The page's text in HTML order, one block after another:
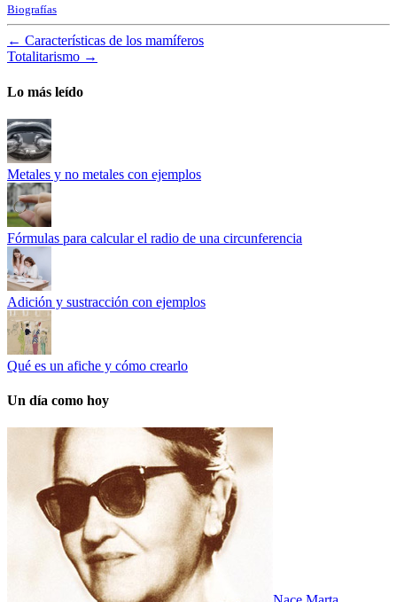
Biografías
← Características de los mamíferos
Totalitarismo →
Lo más leído
Metales y no metales con ejemplos
Fórmulas para calcular el radio de una circunferencia
Adición y sustracción con ejemplos
Qué es un afiche y cómo crearlo
Un día como hoy